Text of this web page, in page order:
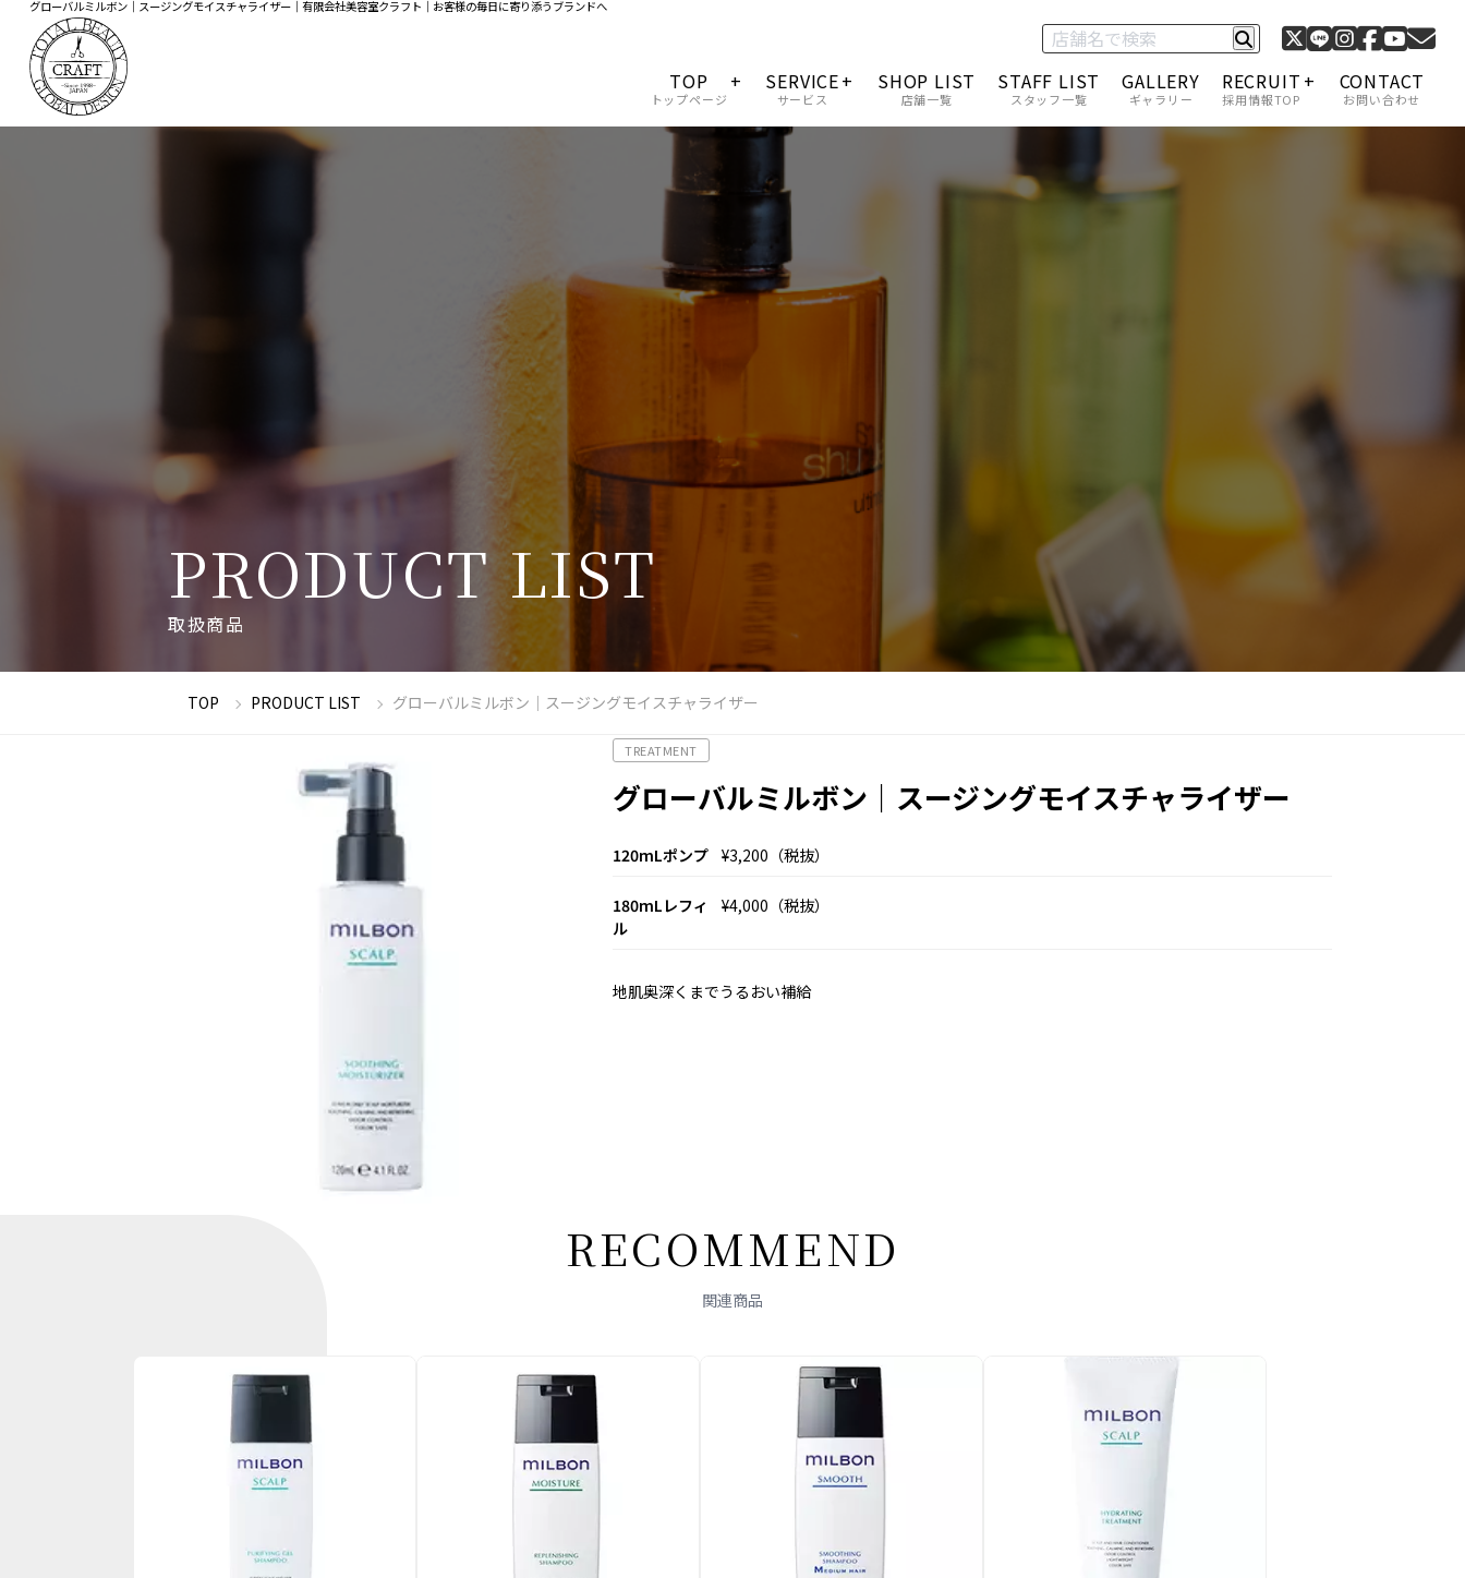
グローバルミルボン｜スージングモイスチャライザー｜有限会社美容室クラフト｜お客様の毎日に寄り添うブランドへ
TOP
トップページ
会社概要
SERVICE
サービス
料金一覧
SHOP LIST
店舗一覧
STAFF LIST
スタッフ一覧
GALLERY
ギャラリー
C-1 グランプリ
RECRUIT
採用情報TOP
採用情報一覧
CONTACT
お問い合わせ
PRODUCT LIST
取扱商品
TOP PRODUCT LIST グローバルミルボン｜スージングモイスチャライザー
TREATMENT
グローバルミルボン｜スージングモイスチャライザー
120mLポンプ ¥3,200（税抜）
180mLレフィ
ル
¥4,000（税抜）
地肌奥深くまでうる おい補給
RECOMMEND
関連商品